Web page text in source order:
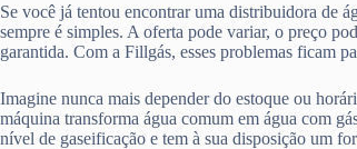
Se você já tentou encontrar uma distribuidora de
sempre é simples. A oferta pode variar, o preço
garantida. Com a Fillgás, esses problemas ficam
Imagine nunca mais depender do estoque ou
máquina transforma água comum em água com
nível de gaseificação e tem à sua disposição um